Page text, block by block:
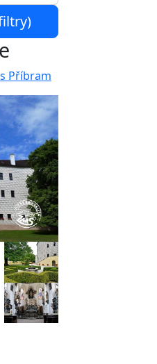
Příbram